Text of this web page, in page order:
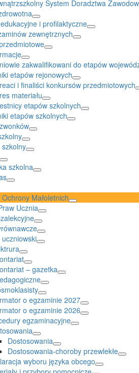
System Doradztwa
i profilaktyczne
zewnętrznych
zakwalifikowani do etapów
etapów rejonowych
i finaliści konkursów przedmiotowych
materiału
etapów szkolnych
etapów szkolnych
szkolny
szkolna
Małoletnich
Ucznia
– gazetka
o egzaminie 2027
o egzaminie 2026
egzaminacyjne
Dostosowania
Dostosowania-choroby przewlekłe
wyboru języka obcego